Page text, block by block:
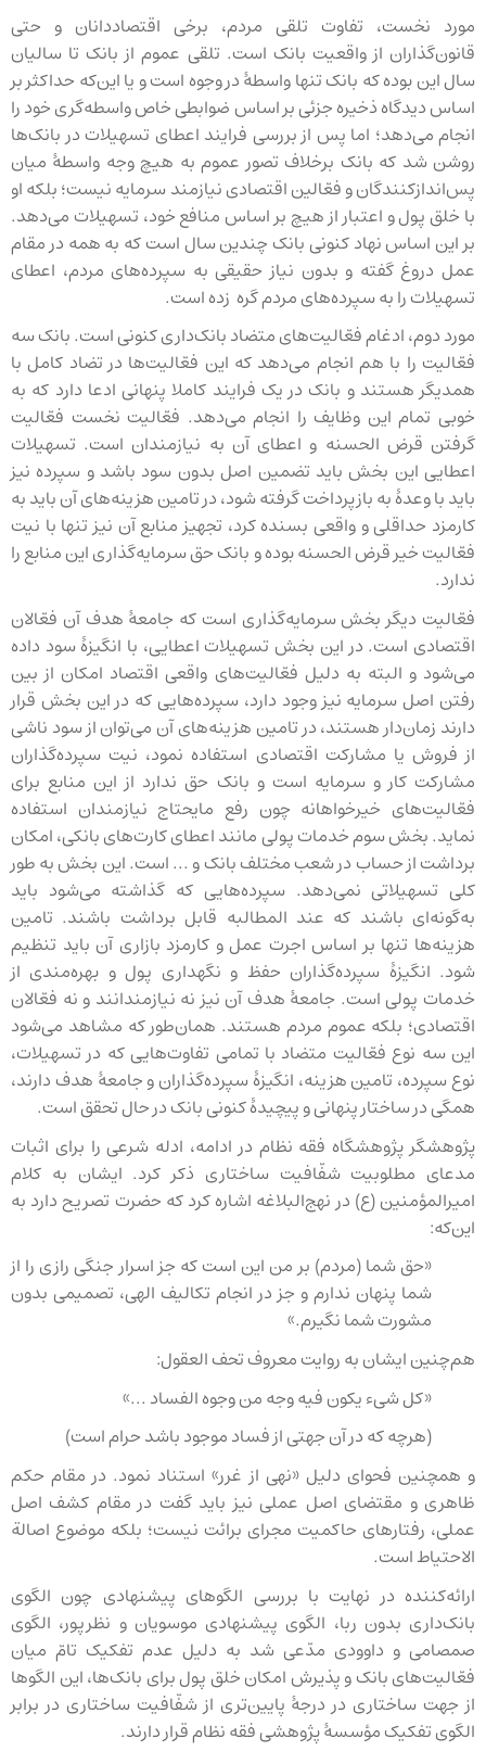
مورد نخست، تفاوت تلقی مردم، برخی اقتصاددانان و حتی
قانون‌گذاران از واقعیت بانک است. تلقی عموم از بانک تا سالیان
سال این بوده که بانک تنها واسطهٔ در وجوه است و یا این‌که حداکثر بر
اساس دیدگاه ذخیره جزئی بر اساس ضوابطی خاص واسطه‌گری خود را
انجام می‌دهد؛ اما پس از بررسی فرایند اعطای تسهیلات در بانک‌ها
روشن شد که بانک برخلاف تصور عموم به هیچ وجه واسطهٔ میان
پس‌اندازکنندگان و فعّالین اقتصادی نیازمند سرمایه نیست؛ بلکه او
با خلق پول و اعتبار از هیچ بر اساس منافع خود، تسهیلات می‌دهد.
بر این اساس نهاد کنونی بانک چندین سال است که به همه در مقام
عمل دروغ گفته و بدون نیاز حقیقی به سپرده‌های مردم، اعطای
تسهیلات را به سپرده‌های مردم گره زده است.
مورد دوم، ادغام فعّالیت‌های متضاد بانک‌داری کنونی است. بانک سه
فعّالیت را با هم انجام می‌دهد که این فعّالیت‌ها در تضاد کامل با
همدیگر هستند و بانک در یک فرایند کاملا پنهانی ادعا دارد که به
خوبی تمام این وظایف را انجام می‌دهد. فعّالیت نخست فعّالیت
گرفتن قرض الحسنه و اعطای آن به نیازمندان است. تسهیلات
اعطایی این بخش باید تضمین اصل بدون سود باشد و سپرده نیز
باید با وعدهٔ به بازپرداخت گرفته شود، در تامین هزینه‌های آن باید به
کارمزد حداقلی و واقعی بسنده کرد، تجهیز منابع آن نیز تنها با نیت
فعّالیت خیر قرض الحسنه بوده و بانک حق سرمایه‌گذاری این منابع را
ندارد.
فعّالیت دیگر بخش سرمایه‌گذاری است که جامعهٔ هدف آن فعّالان
اقتصادی است. در این بخش تسهیلات اعطایی، با انگیزهٔ سود داده
می‌شود و البته به دلیل فعّالیت‌های واقعی اقتصاد امکان از بین
رفتن اصل سرمایه نیز وجود دارد‌، سپرده‌هایی که در این بخش قرار
دارند زمان‌دار هستند، در تامین هزینه‌های آن می‌توان از سود ناشی
از فروش یا مشارکت اقتصادی استفاده نمود، نیت سپرده‌گذاران
مشارکت کار و سرمایه است و بانک حق ندارد از این منابع برای
فعّالیت‌های خیرخواهانه چون رفع مایحتاج نیازمندان استفاده
نماید. بخش سوم خدمات پولی مانند اعطای کارت‌های بانکی، امکان
برداشت از حساب در شعب مختلف بانک و ... است. این بخش به طور
کلی تسهیلاتی نمی‌دهد. سپرده‌هایی که گذاشته می‌شود باید
به‌گونه‌ای باشند که عند المطالبه قابل برداشت باشند. تامین
هزینه‌ها تنها بر اساس اجرت عمل و کارمزد بازاری آن باید تنظیم
شود. انگیزهٔ سپرده‌گذاران حفظ و نگهداری پول و بهره‌مندی از
خدمات پولی است. جامعهٔ هدف آن نیز نه نیازمندانند و نه فعّالان
اقتصادی؛ بلکه عموم مردم هستند. همان‌طور که مشاهد می‌شود
این سه نوع فعّالیت متضاد با تمامی تفاوت‌هایی که در تسهیلات،
نوع سپرده، تامین هزینه، انگیزهٔ سپرده‌گذاران و جامعهٔ هدف دارند،
همگی در ساختار پنهانی و پیچیدهٔ کنونی بانک در حال تحقق است.
پژوهشگر پژوهشگاه فقه نظام در ادامه، ادله شرعی را برای اثبات
مدعای مطلوبیت شفّافیت ساختاری ذکر کرد. ایشان به کلام
امیرالمؤمنین (ع) در نهج‌البلاغه اشاره کرد که حضرت تصریح دارد به
این‌که:
«حق شما (مردم) بر من این است که جز اسرار جنگی رازی را از
شما پنهان ندارم و جز در انجام تکالیف الهی، تصمیمی بدون
مشورت شما نگیرم.»
هم‌چنین ایشان به روایت معروف تحف العقول:
«کل شیء یکون فیه وجه من وجوه الفساد ...»
(هرچه که در آن جهتی از فساد موجود باشد حرام است)
و همچنین فحوای دلیل «نهی از غرر» استناد نمود. در مقام حکم
ظاهری و مقتضای اصل عملی نیز باید گفت در مقام کشف اصل
عملی، رفتارهای حاکمیت مجرای برائت نیست؛ بلکه موضوع اصالة
الاحتیاط است.
ارائه‌کننده در نهایت با بررسی الگوهای پیشنهادی چون الگوی
بانک‌داری بدون ربا، الگوی پیشنهادی موسویان و نظرپور، الگوی
صمصامی و داوودی مدّعی شد به دلیل عدم تفکیک تامّ میان
فعّالیت‌های بانک و پذیرش امکان خلق پول برای بانک‌ها، این الگوها
از جهت ساختاری در درجهٔ پایین‌تری از شفّافیت ساختاری در برابر
الگوی تفکیک مؤسسهٔ پژوهشی فقه نظام قرار دارند.